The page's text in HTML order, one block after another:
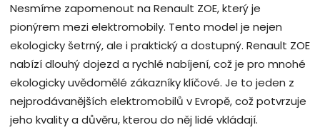
Nesmíme zapomenout na Renault ZOE, který je
pionýrem mezi elektromobily. Tento model je nejen
ekologicky šetrný, ale i praktický a dostupný. Renault ZOE
nabízí dlouhý dojezd a rychlé nabíjení, což je pro mnohé
ekologicky uvědomělé zákazníky klíčové. Je to jeden z
nejprodávanějších elektromobilů v Evropě, což potvrzuje
jeho kvality a důvěru, kterou do něj lidé vkládají.